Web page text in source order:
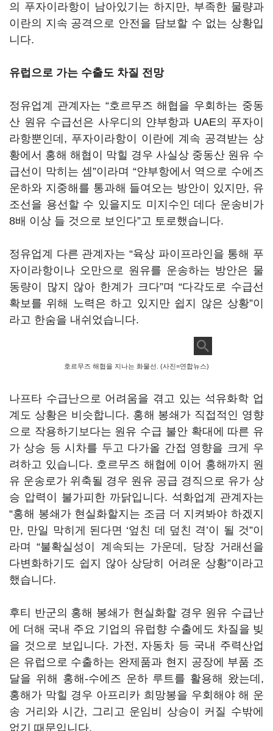
의 푸자이라항이 남아있기는 하지만, 부족한 물량과
이란의 지속 공격으로 안전을 담보할 수 없는 상황입
니다.
유럽으로 가는 수출도 차질 전망
정유업계 관계자는 “호르무즈 해협을 우회하는 중동
산 원유 수급선은 사우디의 얀부항과 UAE의 푸자이
라항뿐인데 , 푸자이라항이 이란에 계속 공격받는 상
황에서 홍해 해협이 막힐 경우 사실상 중동산 원유 수
급선이 막히는 셈”이라며 “얀부항에서 역으로 수에즈
운하와 지중해를 통과해 들여오는 방안이 있지만, 유
조선을 용선할 수 있을지도 미지수인 데다 운송비가
8배 이상 들 것으로 보인다”고 토로했습니다.
정유업계 다른 관계자는 “육상 파이프라인을 통해 푸
자이라항이나 오만으로 원유를 운송하는 방안은 물
동량이 많지 않아 한계가 크다”며“다각도로 수급선
확보를 위해 노력은 하고 있지만 쉽지 않은 상황”이
라고 한숨을 내쉬었습니다.
호르무즈 해협을 지나는 화물선. (사진=연합뉴스)
나프타 수급난으로 어려움을 겪고 있는 석유화학 업
계도 상황은 비슷합니다. 홍해 봉쇄가 직접적인 영향
으로 작용하기보다는 원유 수급 불안 확대에 따른 유
가 상승 등 시차를 두고 다가올 간접 영향을 크게 우
려하고 있습니다. 호르무즈 해협에 이어 홍해까지 원
유 운송로가 위축될 경우 원유 공급 경직으로 유가 상
승 압력이 불가피한 까닭입니다. 석화업계 관계자는
“홍해 봉쇄가 현실화할지는 조금 더 지켜봐야 하겠지
만, 만일 막히게 된다면 ‘엎친 데 덮친 격’이 될 것”이
라며“불확실성이 계속되는 가운데 ,
당장 거래선을
다변화하기도 쉽지 않아 상당히 어려운 상황”이라고
했습니다.
후티 반군의 홍해 봉쇄가 현실화할 경우 원유 수급난
에 더해 국내 주요 기업의 유럽향 수출에도 차질을 빚
을 것으로 보입니다. 가전, 자동차 등 국내 주력산업
은 유럽으로 수출하는 완제품과 현지 공장에 부품 조
달을 위해 홍해 -수에즈 운하 루트를 활용해 왔는데 ,
홍해가 막힐 경우 아프리카 희망봉을 우회해야 해 운
송 거리와 시간, 그리고 운임비 상승이 커질 수밖에
없기 때문입니다.